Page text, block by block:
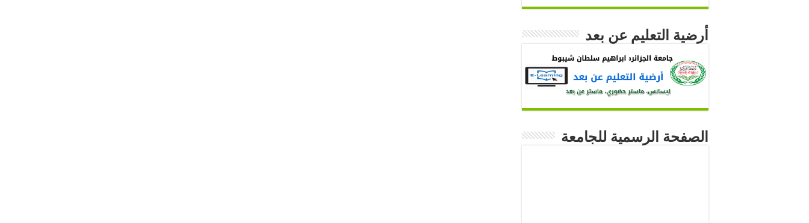
أرضية التعليم عن بعد
الصفحة الرسمية للجامعة